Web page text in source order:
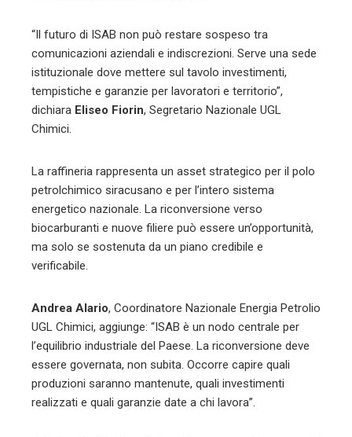
“Il futuro di ISAB non può restare sospeso tra
comunicazioni aziendali e indiscrezioni. Serve una sede
istituzionale dove mettere sul tavolo investimenti,
tempistiche e garanzie per lavoratori e territorio”,
dichiara Eliseo Fiorin, Segretario Nazionale UGL
Chimici.
La raffineria rappresenta un asset strategico per il polo
petrolchimico siracusano e per l’intero sistema
energetico nazionale. La riconversione verso
biocarburanti e nuove filiere può essere un’opportunità,
ma solo se sostenuta da un piano credibile e
verificabile.
Andrea Alario, Coordinatore Nazionale Energia Petrolio
UGL Chimici, aggiunge: “ISAB è un nodo centrale per
l’equilibrio industriale del Paese. La riconversione deve
essere governata, non subita. Occorre capire quali
produzioni saranno mantenute, quali investimenti
realizzati e quali garanzie date a chi lavora”.